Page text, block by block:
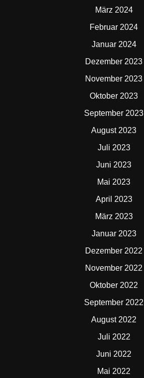
März 2024
Februar 2024
Januar 2024
Dezember 2023
November 2023
Oktober 2023
September 2023
August 2023
Juli 2023
Juni 2023
Mai 2023
April 2023
März 2023
Januar 2023
Dezember 2022
November 2022
Oktober 2022
September 2022
August 2022
Juli 2022
Juni 2022
Mai 2022